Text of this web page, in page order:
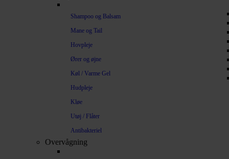
Shampoo og Balsam
Mane og Tail
Hovpleje
Ører og øjne
Køl / Varme Gel
Hudpleje
Kløe
Utøj / Flåter
Antibakteriel
Overvågning